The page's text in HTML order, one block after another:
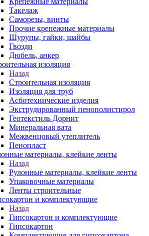
Такелаж
Саморезы, винты
Прочие крепежные материалы
Шурупы, гайки, шайбы
Гвозди
Дюбель, анкер
изоляция
Назад
Строительная изоляция
Изоляция для труб
Асботехнические изделия
Экструдированный пенополистирол
Геотекстиль Дорнит
Минеральная вата
Межвенцовый утеплитель
Пенопласт
материалы, клейкие ленты
Назад
Рулонные материалы, клейкие ленты
Упаковочные материалы
Ленты строительные
и комплектующие
Назад
Гипсокартон и комплектующие
Гипсокартон